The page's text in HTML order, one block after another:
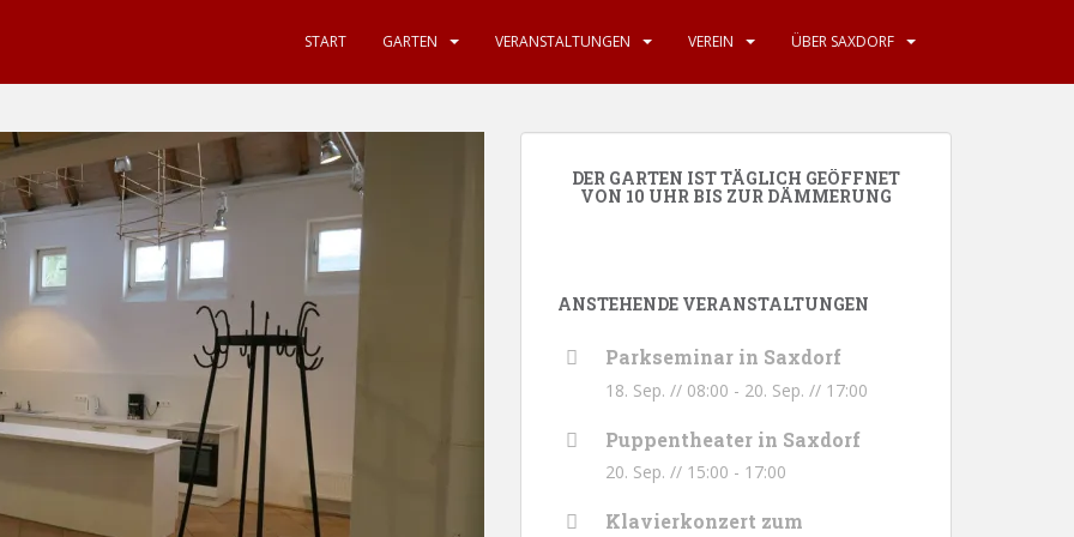
START GARTEN VERANSTALTUNGEN VEREIN ÜBER SAXDORF
DER GARTEN IST TÄGLICH GEÖFFNET
VON 10 UHR BIS ZUR DÄMMERUNG
ANSTEHENDE VERANSTALTUNGEN
Parkseminar in Saxdorf
18. Sep. // 08:00 - 20. Sep. // 17:00
Puppentheater in Saxdorf
20. Sep. // 15:00 - 17:00
Klavierkonzert zum